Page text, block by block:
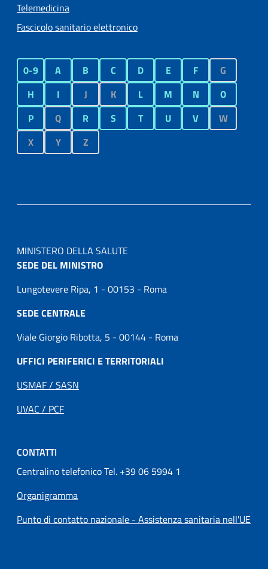
Telemedicina
Fascicolo sanitario elettronico
0-9 A B C D E F
G
H
I J K L M N
O
P
Q R S T U V
W
X
Y Z
MINISTERO DELLA SALUTE
SEDE DEL MINISTRO
Lungotevere Ripa, 1 - 00153 - Roma
SEDE CENTRALE
Viale Giorgio Ribotta, 5 - 00144 - Roma
UFFICI PERIFERICI E TERRITORIALI
USMAF / SASN
UVAC / PCF
CONTATTI
Centralino telefonico Tel. +39 06 5994 1
Organigramma
Punto di contatto nazionale - Assistenza sanitaria nell'UE